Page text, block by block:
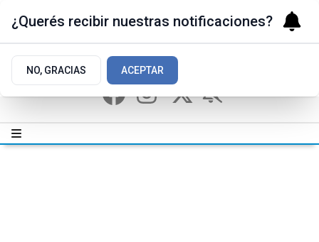
¿Querés recibir nuestras notificaciones?
NO, GRACIAS ACEPTAR